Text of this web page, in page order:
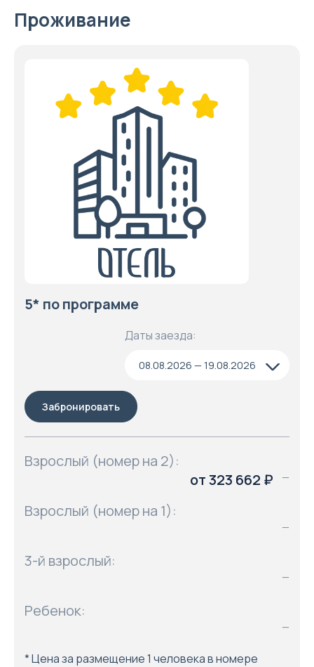
Проживание
5* по программе
Даты заезда:
08.08.2026 — 19.08.2026
Забронировать
Взрослый (номер на 2):
от 323 662 ₽
—
Взрослый (номер на 1):
—
3-й взрослый:
—
Ребенок:
—
* Цена за размещение 1 человека в номере